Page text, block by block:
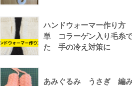
ハンドウォーマー作り
単 コラーゲン入り毛糸
た 手の冷え対策に
あみぐるみ うさぎ 編み